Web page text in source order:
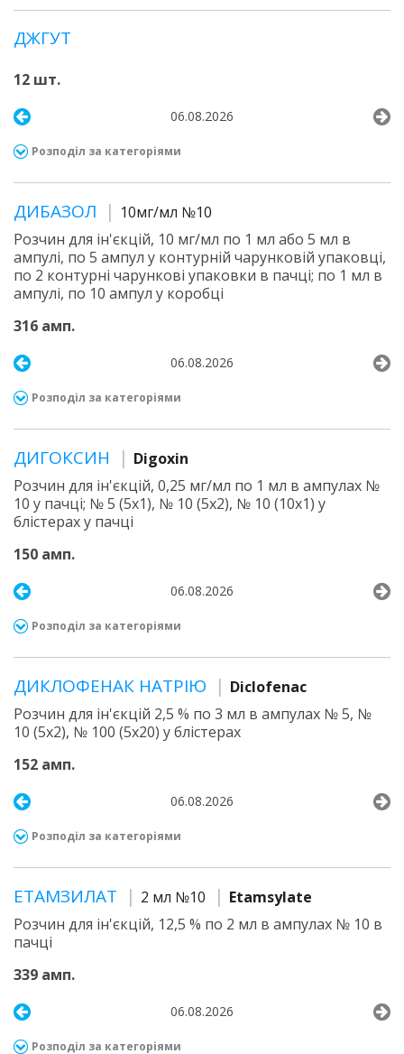
ДЖГУТ
12 шт.
06.08.2026
Розподіл за категоріями
ДИБАЗОЛ
10мг/мл №10
Розчин для ін'єкцій, 10 мг/мл по 1 мл або 5 мл в
ампулі, по 5 ампул у контурній чарунковій упаковці,
по 2 контурні чарункові упаковки в пачці; по 1 мл в
ампулі, по 10 ампул у коробці
316 амп.
06.08.2026
Розподіл за категоріями
ДИГОКСИН
Digoxin
Розчин для ін'єкцій, 0,25 мг/мл по 1 мл в ампулах №
10 у пачці; № 5 (5х1), № 10 (5х2), № 10 (10х1) у
блістерах у пачці
150 амп.
06.08.2026
Розподіл за категоріями
ДИКЛОФЕНАК НАТРІЮ
Diclofenac
Розчин для ін'єкцій 2,5 % по 3 мл в ампулах № 5, №
10 (5х2), № 100 (5х20) у блістерах
152 амп.
06.08.2026
Розподіл за категоріями
ЕТАМЗИЛАТ 2 мл №10
Etamsylate
Розчин для ін'єкцій, 12,5 % по 2 мл в ампулах № 10 в
пачці
339 амп.
06.08.2026
Розподіл за категоріями